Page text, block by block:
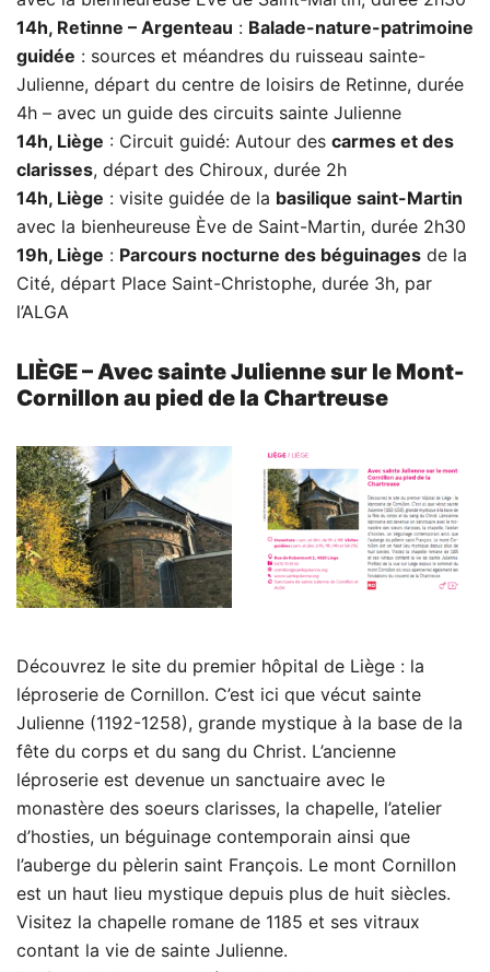
14h, Retinne – Argenteau : Balade-nature-patrimoine
guidée : sources et méandres du ruisseau sainte-
Julienne, départ du centre de loisirs de Retinne, durée
4h – avec un guide des circuits sainte Julienne
14h, Liège : Circuit guidé: Autour des carmes et des
clarisses, départ des Chiroux, durée 2h
14h, Liège : visite guidée de la basilique saint-Martin
avec la bienheureuse Ève de Saint-Martin, durée 2h30
19h, Liège : Parcours nocturne des béguinages de la
Cité, départ Place Saint-Christophe, durée 3h, par
l’ALGA
LIÈGE – Avec sainte Julienne sur le Mont-
Cornillon au pied de la Chartreuse
Découvrez le site du premier hôpital de Liège : la
léproserie de Cornillon. C’est ici que vécut sainte
Julienne (1192-1258), grande mystique à la base de la
fête du corps et du sang du Christ. L’ancienne
léproserie est devenue un sanctuaire avec le
monastère des soeurs clarisses, la chapelle, l’atelier
d’hosties, un béguinage contemporain ainsi que
l’auberge du pèlerin saint François. Le mont Cornillon
est un haut lieu mystique depuis plus de huit siècles.
Visitez la chapelle romane de 1185 et ses vitraux
contant la vie de sainte Julienne.